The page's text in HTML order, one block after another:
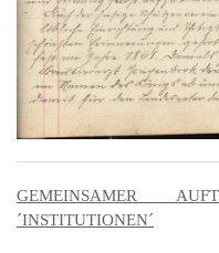
GEMEINSAMER
´INSTITUTIONEN´